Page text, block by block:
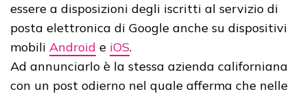
essere a disposizioni degli iscritti al servizio di
posta elettronica di Google anche su dispositivi
mobili Android e iOS.
Ad annunciarlo è la stessa azienda californiana
con un post odierno nel quale afferma che nelle